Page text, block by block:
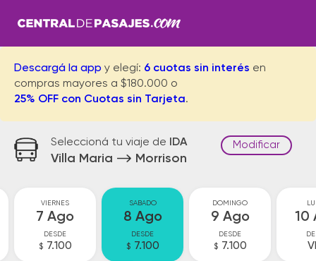
Descargá la app y elegí: 6 cuotas sin interés en
compras mayores a $180.000 o
25% OFF con Cuotas sin Tarjeta.
Seleccioná tu viaje de IDA
Villa Maria Morrison
Modificar
VIERNES
7 Ago
DESDE
$ 7.100
SABADO
8 Ago
DESDE
$ 7.100
DOMINGO
9 Ago
DESDE
$ 7.100
10